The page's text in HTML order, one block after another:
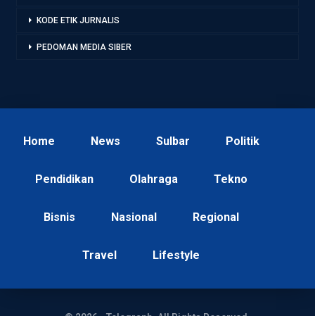
KODE ETIK JURNALIS
PEDOMAN MEDIA SIBER
Home News Sulbar Politik
Pendidikan Olahraga Tekno
Bisnis Nasional Regional
Travel Lifestyle